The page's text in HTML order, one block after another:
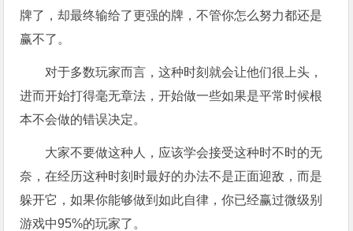
牌了，却最终输给了更强的牌，不管你怎么努力都还是
赢不了。
对于多数玩家而言，这种时刻就会让他们很上头，
进而开始打得毫无章法，开始做一些如果是平常时候根
本不会做的错误决定。
大家不要做这种人，应该学会接受这种时不时的无
奈，在经历这种时刻时最好的办法不是正面迎敌，而是
躲开它，如果你能够做到如此自律，你已经赢过微级别
游戏中95%的玩家了。